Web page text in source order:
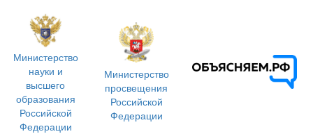
Министерство
науки и
высшего
образования
Российской
Федерации
Министерство
просвещения
Российской
Федерации